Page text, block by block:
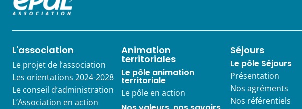
L'association
Le projet de l’association
Les orientations 2024-2028
Le conseil d’administration
L’Association en action
Animation
territoriales
Le pôle animation
territoriale
Le pôle en action
Séjours
Le pôle Séjours
Présentation
Nos agréments
Nos référentiels